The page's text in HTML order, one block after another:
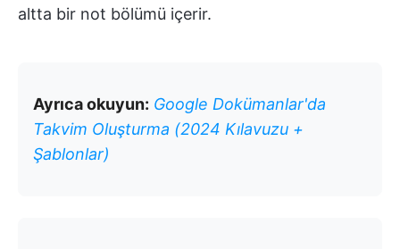
altta bir not bölümü içerir.
Ayrıca okuyun: Google Dokümanlar'da
Takvim Oluşturma (2024 Kılavuzu +
Şablonlar)